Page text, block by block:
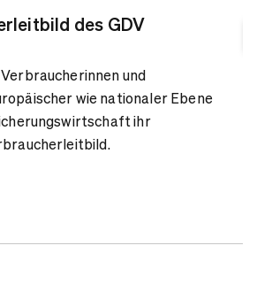
des GDV
und
wie nationaler Ebene
ihr